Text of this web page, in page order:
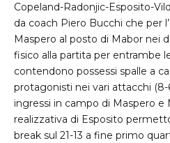
Copeland-Radonjic-Esposito-
da coach Piero Bucchi che per
Maspero al posto di Mabor nei
fisico alla partita per entrambe
contendono possessi spalle a
protagonisti nei vari attacchi
ingressi in campo di Maspero e
realizzativa di Esposito
break sul 21-13 a fine primo